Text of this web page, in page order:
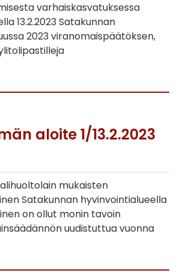
varhaiskasvatuksessa
13.2.2023 Satakunnan
2023 viranomaispäätöksen,
aloite 1/13.2.2023
mukaisten
Satakunnan hyvinvointialueella
on ollut monin tavoin
uudistuttua vuonna